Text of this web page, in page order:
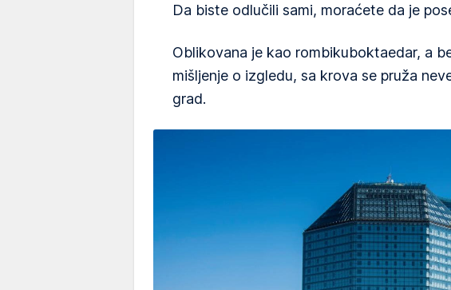
Da biste odlučili sami, moraćete da je
Oblikovana je kao rombikuboktaedar, a
mišljenje o izgledu, sa krova se pruža
grad.